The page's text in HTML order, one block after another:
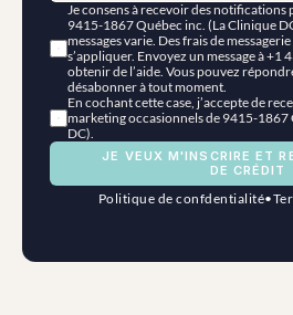
Je consens à recevoir des notifications
9415-1867 Québec inc. (La Clinique
messages varie. Des frais de
s’appliquer. Envoyez un message à
obtenir de l’aide. Vous pouvez
désabonner à tout moment.
En cochant cette case, j’accepte de
marketing occasionnels de 9415-1867
DC).
JE VEUX M'INSCRIRE ET
DE CRÉDIT
Politique de confdentialité•